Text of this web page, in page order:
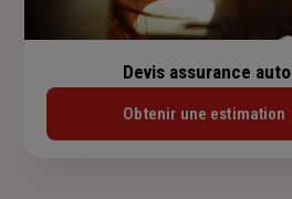
Devis assurance auto
Obtenir une estimation